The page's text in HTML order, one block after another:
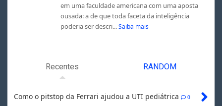
em uma faculdade americana com uma aposta
ousada: a de que toda faceta da inteligência
poderia ser descri... Saiba mais
Recentes RANDOM
Como o pitstop da Ferrari ajudou a UTI pediátrica 0